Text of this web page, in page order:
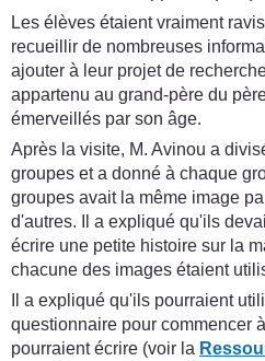
Les élèves étaient vraiment
recueillir de nombreuses
ajouter à leur projet de
appartenu au grand-père du
émerveillés par son âge.
Après la visite, M. Avinou a
groupes et a donné à chaque
groupes avait la même image
d'autres. Il a expliqué qu'ils
écrire une petite histoire sur la
chacune des images étaient
Il a expliqué qu'ils pourraient
questionnaire pour commencer
pourraient écrire (voir la